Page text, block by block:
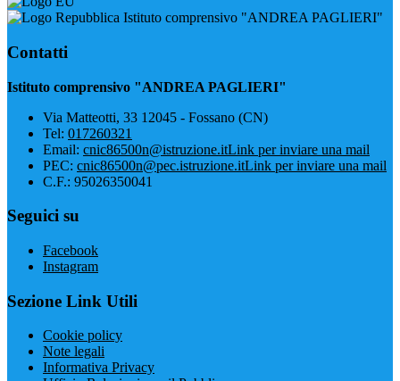
Istituto comprensivo "ANDREA PAGLIERI"
Contatti
Istituto comprensivo "ANDREA PAGLIERI"
Via Matteotti, 33 12045 - Fossano (CN)
Tel: 017260321
Email: cnic86500n@istruzione.itLink per inviare una mail
PEC: cnic86500n@pec.istruzione.itLink per inviare una mail
C.F.: 95026350041
Seguici su
Facebook
Instagram
Sezione Link Utili
Cookie policy
Note legali
Informativa Privacy